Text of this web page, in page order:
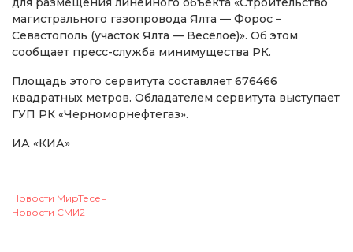
магистрального газопровода Ялта — Форос –
Севастополь (участок Ялта — Весёлое)». Об этом
сообщает пресс-служба минимущества РК.
Площадь этого сервитута составляет 676466
квадратных метров. Обладателем сервитута выступает
ГУП РК «Черноморнефтегаз».
ИА «КИА»
Новости МирТесен
Новости СМИ2